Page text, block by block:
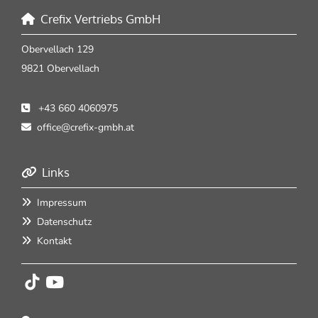
 Crefix Vertriebs GmbH
Obervellach 129
9821 Obervellach
 +43 660 4060975
 office@crefix-gmbh.at
 Links
 Impressum
 Datenschutz
 Kontakt